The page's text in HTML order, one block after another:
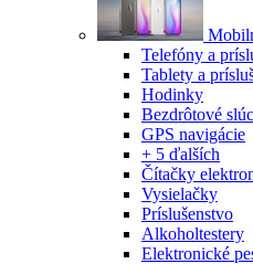
Telefóny a
Tablety a
Hodinky
Bezdrôtové
GPS navigácie
+ 5 ďalších
Čítačky
Vysielačky
Príslušenstvo
Alkoholtestery
Elektronické